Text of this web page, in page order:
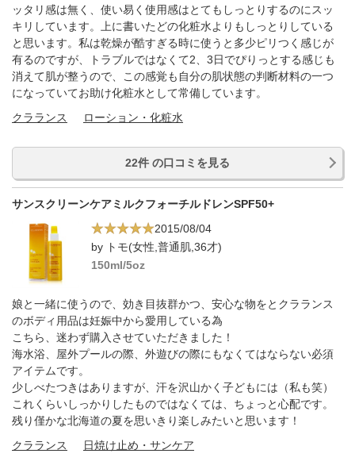
ッタリ感は無く、使い易く使用感はとてもしっとりするのにスッ
キリしています。上に書いたどの化粧水よりもしっとりしている
と思います。私は乾燥が酷すぎる時に使うと多少ピリつく感じが
有るのですが、トラブルではなくて2、3日でぴりっとする感じも
消えて肌が整うので、この感覚も自分の肌状態の判断材料の一つ
になっていてお助け化粧水として常備しています。
クラランス
ローション・化粧水
22件 の口コミを見る
サンスクリーンケアミルクフォーチルドレンSPF50+
2015/08/04
by トモ(女性,普通肌,36才)
150ml/5oz
娘と一緒に使うので、効き目抜群かつ、安心な物をとクラランス
のボディ用品は妊娠中から愛用している為
こちら、迷わず購入させていただきました！
海水浴、屋外プールの際、外遊びの際にもなくてはならない必須
アイテムです。
少しべたつきはありますが、汗を沢山かく子どもには（私も笑）
これくらいしっかりしたものではなくては、ちょっと心配です。
残り僅かな北海道の夏を思いきり楽しみたいと思います！
クラランス
日焼け止め・サンケア